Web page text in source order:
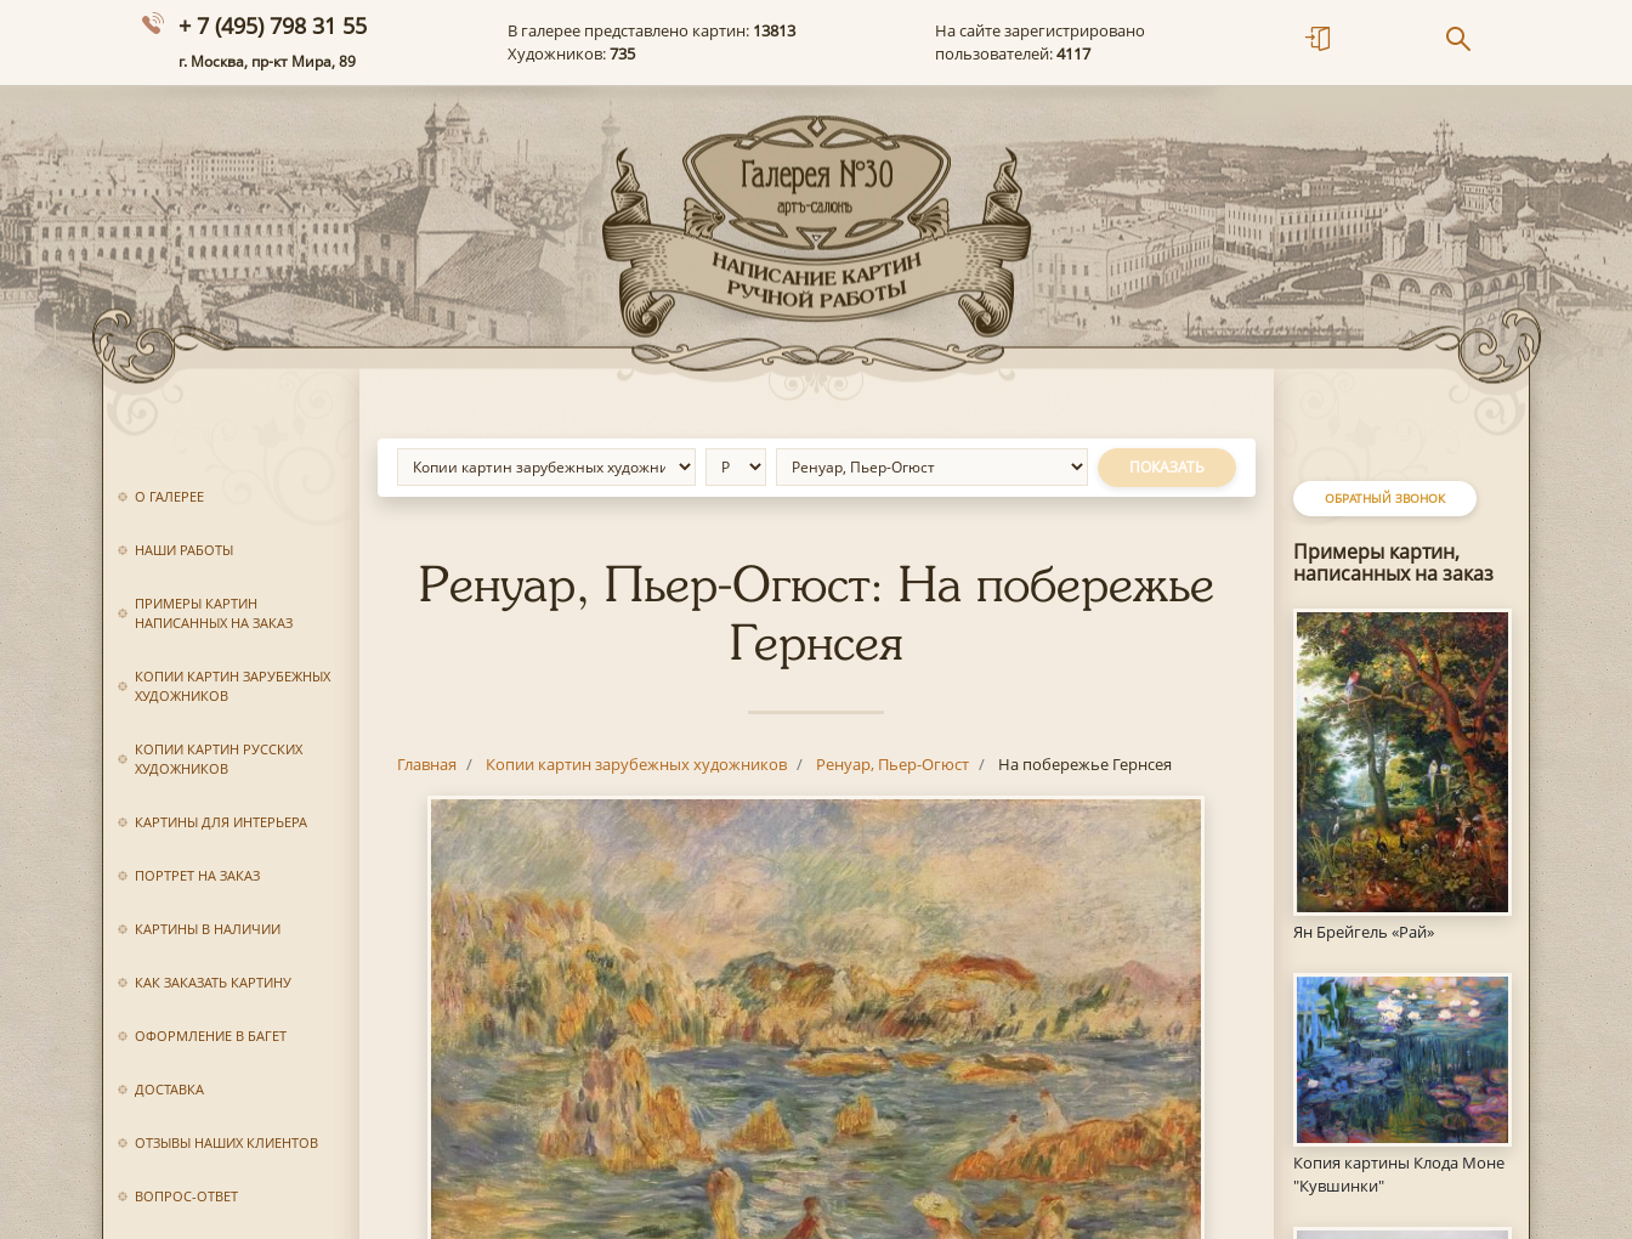
+ 7 (495) 798 31 55
г. Москва, пр-кт Мира, 89
В галерее представлено картин: 13813
Художников:735
На сайте зарегистрировано
пользователей:4117
О ГАЛЕРЕЕ
НАШИ РАБОТЫ
ПРИМЕРЫ КАРТИН
НАПИСАННЫХ НА ЗАКАЗ
КОПИИ КАРТИН ЗАРУБЕЖНЫХ
ХУДОЖНИКОВ
КОПИИ КАРТИН РУССКИХ
ХУДОЖНИКОВ
КАРТИНЫ ДЛЯ ИНТЕРЬЕРА
ПОРТРЕТ НА ЗАКАЗ
КАРТИНЫ В НАЛИЧИИ
КАК ЗАКАЗАТЬ КАРТИНУ
ОФОРМЛЕНИЕ В БАГЕТ
ДОСТАВКА
ОТЗЫВЫ НАШИХ КЛИЕНТОВ
ВОПРОС-ОТВЕТ
ОБРАТНЫЙ ЗВОНОК
Примеры картин,
написанных на заказ
Ян Брейгель «Рай»
Копия картины Клода Моне
"Кувшинки"
ПОКАЗАТЬ
Ренуар, Пьер-Огюст: На побережье
Гернсея
Главная Копии картин зарубежных художников Ренуар, Пьер-Огюст На побережье Гернсея